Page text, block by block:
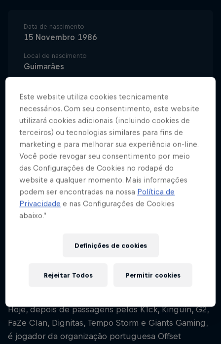
Data de nascimento
15 Novembro 1986
Local de nascimento
Guimarães
39
Portugal
Modalidades
Esports
Ricardo “Fox” Pacheco descobriu o mundo dos
esports num cybercafé, onde aproveitava os “furos”
Começou a jogar CS (na altura CS 1.5) pelo mesmo
determinado jogo: porque era o jogo que toda a
Hoje, depois de passagens pelos K1ck, Kinguin, G2,
FaZe Clan, Dignitas, Tempo Storm e Giants Gaming,
é jogador da organização portuguesa Offset
Este website utiliza cookies tecnicamente
necessários. Com seu consentimento, este website
utilizará cookies adicionais (incluindo cookies de
terceiros) ou tecnologias similares para fins de
marketing e para melhorar sua experiência on-line.
Você pode revogar seu consentimento por meio
das Configurações de Cookies no rodapé do
website a qualquer momento. Mais informações
podem ser encontradas na nossa Política de
Privacidade e nas Configurações de Cookies
abaixo.”
Definições de cookies
Rejeitar Todos Permitir cookies